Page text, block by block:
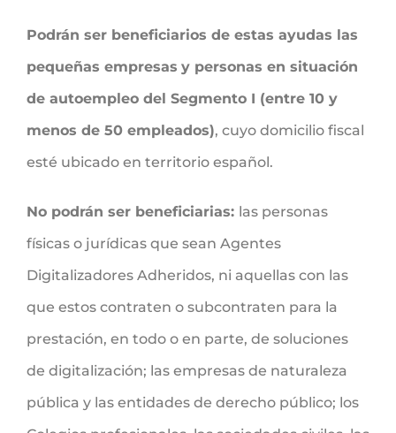
Podrán ser beneficiarios de estas ayudas las
pequeñas empresas y personas en situación
de autoempleo del Segmento I (entre 10 y
menos de 50 empleados), cuyo domicilio fiscal
esté ubicado en territorio español.
No podrán ser beneficiarias: las personas
físicas o jurídicas que sean Agentes
Digitalizadores Adheridos, ni aquellas con las
que estos contraten o subcontraten para la
prestación, en todo o en parte, de soluciones
de digitalización; las empresas de naturaleza
pública y las entidades de derecho público; los